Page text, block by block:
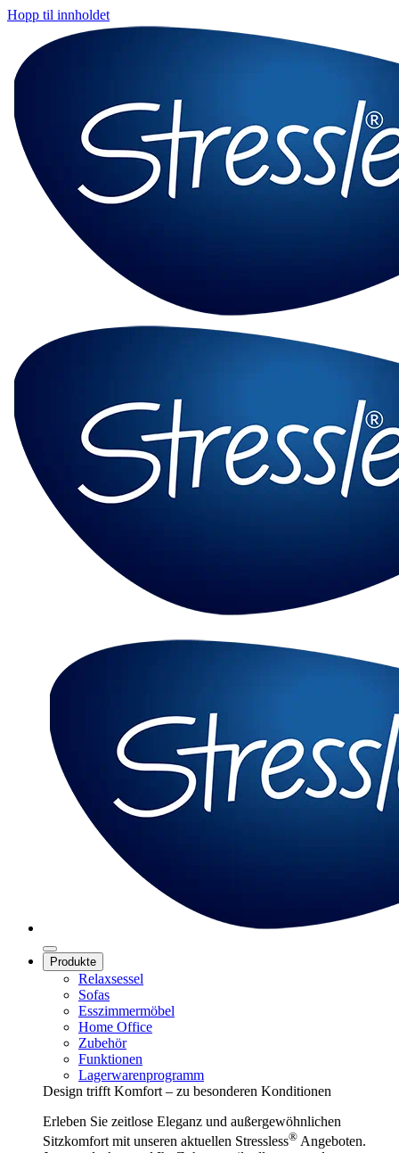
Hopp til innholdet
Produkte
Relaxsessel
Sofas
Esszimmermöbel
Home Office
Zubehör
Funktionen
Lagerwarenprogramm
Design trifft Komfort – zu besonderen Konditionen
Erleben Sie zeitlose Eleganz und außergewöhnlichen
Sitzkomfort mit unseren aktuellen Stressless® Angeboten.